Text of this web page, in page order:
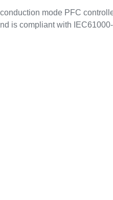
mode PFC
is compliant with